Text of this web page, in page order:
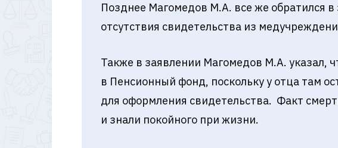
Позднее Магомедов М.А. все же обратился в
отсутствия свидетельства из
Также в заявлении Магомедов М.А. указал,
в Пенсионный фонд, поскольку у отца там
для оформления свидетельства. Факт
и знали покойного при жизни.